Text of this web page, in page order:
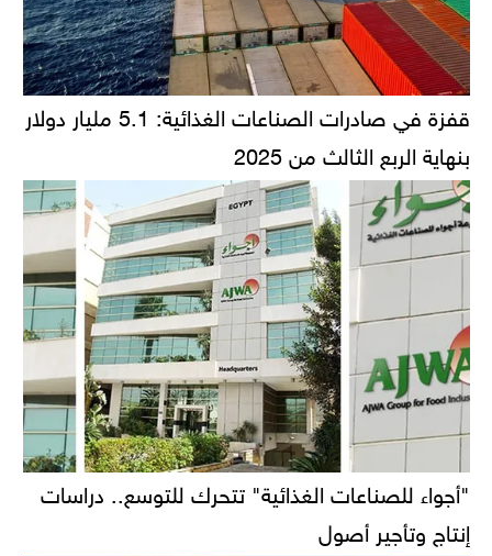
قفزة في صادرات الصناعات الغذائية: 5.1 مليار دولار
بنهاية الربع الثالث من 2025
"أجواء للصناعات الغذائية" تتحرك للتوسع.. دراسات
إنتاج وتأجير أصول